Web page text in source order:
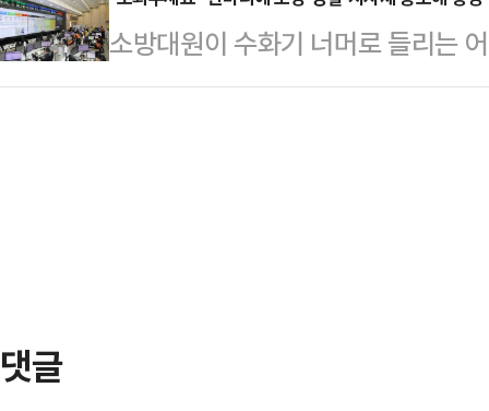
인 B씨가 반려견을 창문 밖으로 던
로 마음먹었다.A…
는 19명이 숙취로 인한 음주운전으
허 정지 처분을, 1명에게는 면허 취
소방대원이 수화기 너머로 들리는
지방자치단체 등과 공조해 생명을
댓글